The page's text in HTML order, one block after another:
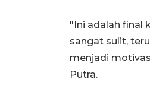
"Ini adalah final
sangat sulit,
menjadi
Putra.